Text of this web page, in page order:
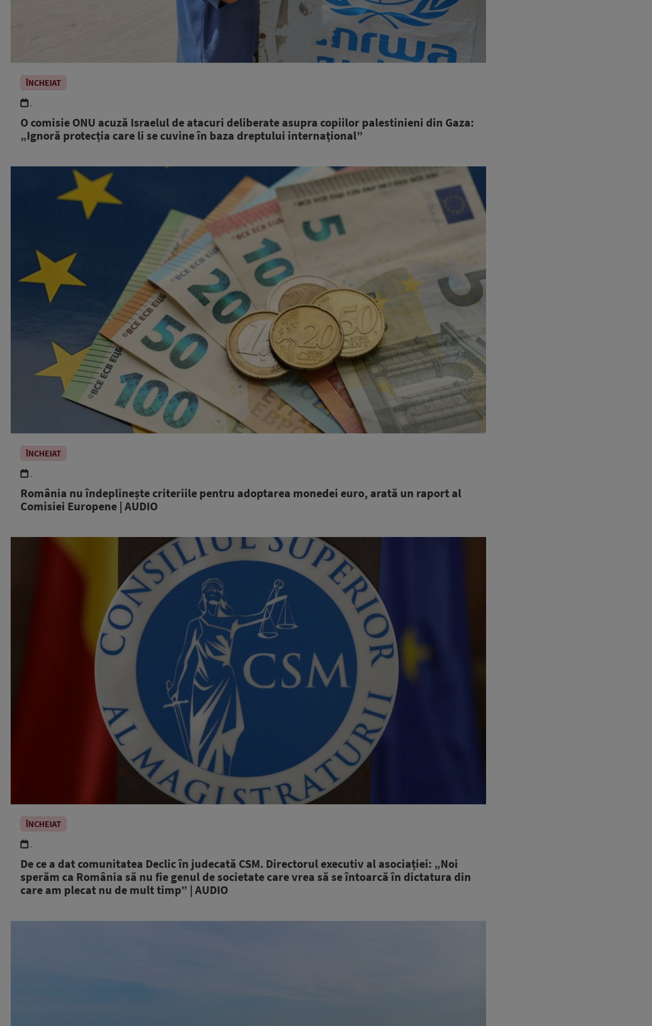
ÎNCHEIAT
.
O comisie ONU acuză Israelul de atacuri deliberate asupra copiilor palestinieni din Gaza:
„Ignoră protecția care li se cuvine în baza dreptului internațional”
ÎNCHEIAT
.
România nu îndeplinește criteriile pentru adoptarea monedei euro, arată un raport al
Comisiei Europene | AUDIO
ÎNCHEIAT
.
De ce a dat comunitatea Declic în judecată CSM. Directorul executiv al asociației: „Noi
sperăm ca România să nu fie genul de societate care vrea să se întoarcă în dictatura din
care am plecat nu de mult timp” | AUDIO